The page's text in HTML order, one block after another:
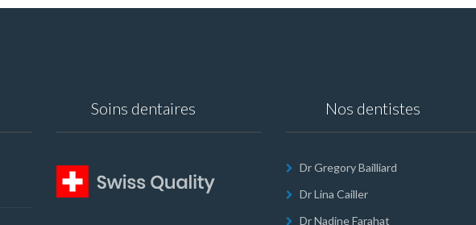
Soins dentaires Nos dentistes
Dr Gregory Bailliard
Dr Lina Cailler
Dr Nadine Farahat